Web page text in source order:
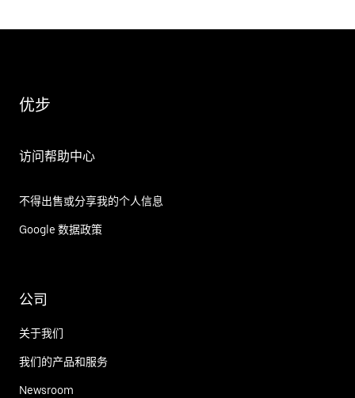
优步
访问帮助中心
不得出售或分享我的个人信息
Google 数据政策
公司
关于我们
我们的产品和服务
Newsroom